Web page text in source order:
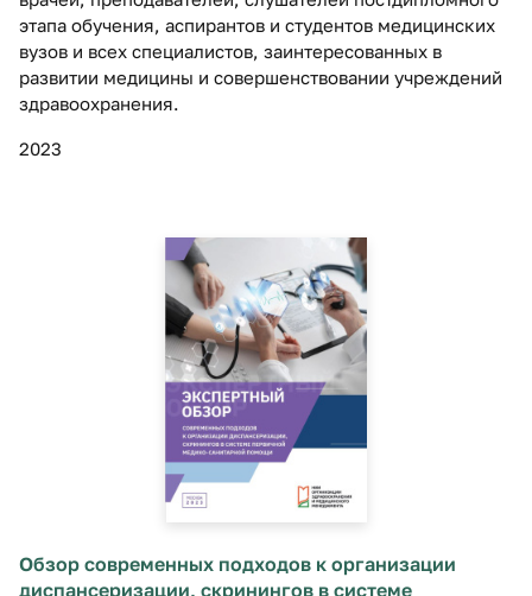
этапа обучения, аспирантов и студентов медицинских
вузов и всех специалистов, заинтересованных в
развитии медицины и совершенствовании учреждений
здравоохранения.
2023
Обзор современных подходов к организации
диспансеризации, скринингов в системе